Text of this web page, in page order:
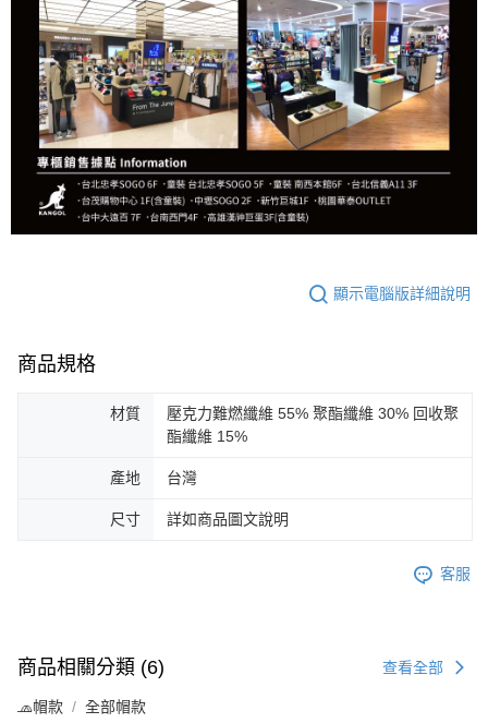
顯示電腦版詳細說明
商品規格
材質
壓克力難燃纖維 55% 聚酯纖維 30% 回收聚
酯纖維 15%
產地 台灣
尺寸 詳如商品圖文說明
客服
商品相關分類 (6) 查看全部
🧢帽款 全部帽款